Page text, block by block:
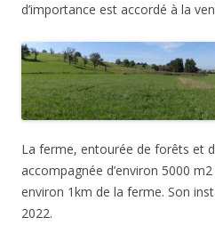
d’importance est accordé à la
La ferme, entourée de forêts et
accompagnée d’environ 5000
environ 1km de la ferme. Son
2022.